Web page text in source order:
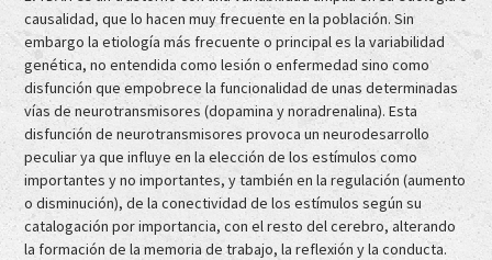
causalidad, que lo hacen muy frecuente en la población. Sin
embargo la etiología más frecuente o principal es la variabilidad
genética, no entendida como lesión o enfermedad sino como
disfunción que empobrece la funcionalidad de unas determinadas
vías de neurotransmisores (dopamina y noradrenalina). Esta
disfunción de neurotransmisores provoca un neurodesarrollo
peculiar ya que influye en la elección de los estímulos como
importantes y no importantes, y también en la regulación (aumento
o disminución), de la conectividad de los estímulos según su
catalogación por importancia, con el resto del cerebro, alterando
la formación de la memoria de trabajo, la reflexión y la conducta.